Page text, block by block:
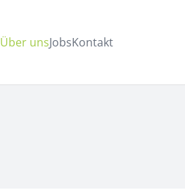
Über unsJobsKontakt